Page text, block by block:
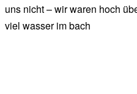
uns nicht – wir waren hoch
viel wasser im bach